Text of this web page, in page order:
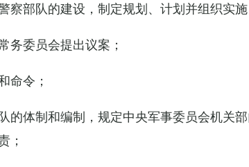
察部队的建设，制定规划、计划并组织实
务委员会提出议案；
命令；
的体制和编制，规定中央军事委员会机关
；